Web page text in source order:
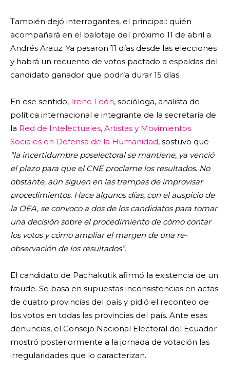
También dejó interrogantes, el principal: quién
acompañará en el balotaje del próximo 11 de abril a
Andrés Arauz. Ya pasaron 11 días desde las elecciones
y habrá un recuento de votos pactado a espaldas del
candidato ganador que podría durar 15 días.
En ese sentido, Irene León, socióloga, analista de
política internacional e integrante de la secretaría de
la Red de Intelectuales, Artistas y Movimientos
Sociales en Defensa de la Humanidad, sostuvo que
“la incertidumbre poselectoral se mantiene, ya venció
el plazo para que el CNE proclame los resultados. No
obstante, aún siguen en las trampas de improvisar
procedimientos. Hace algunos días, con el auspicio de
la OEA, se convoco a dos de los candidatos para tomar
una decisión sobre el procedimiento de cómo contar
los votos y cómo ampliar el margen de una re-
observación de los resultados”.
El candidato de Pachakutik afirmó la existencia de un
fraude. Se basa en supuestas inconsistencias en actas
de cuatro provincias del país y pidió el reconteo de
los votos en todas las provincias del país. Ante esas
denuncias, el Consejo Nacional Electoral del Ecuador
mostró posteriormente a la jornada de votación las
irregularidades que lo caracterizan.